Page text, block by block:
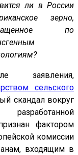
ли в России
зерно,
по
заявления,
сельского
скандал вокруг
фактором
комиссии
входящим в